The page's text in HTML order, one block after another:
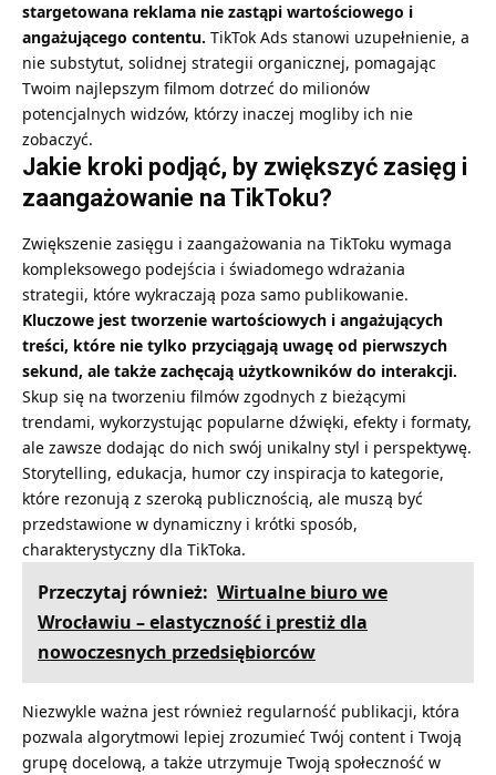
stargetowana reklama nie zastąpi wartościowego i
angażującego contentu. TikTok Ads stanowi uzupełnienie, a
nie substytut, solidnej strategii organicznej, pomagając
Twoim najlepszym filmom dotrzeć do milionów
potencjalnych widzów, którzy inaczej mogliby ich nie
zobaczyć.
Jakie kroki podjąć, by zwiększyć zasięg i
zaangażowanie na TikToku?
Zwiększenie zasięgu i zaangażowania na TikToku wymaga
kompleksowego podejścia i świadomego wdrażania
strategii, które wykraczają poza samo publikowanie.
Kluczowe jest tworzenie wartościowych i angażujących
treści, które nie tylko przyciągają uwagę od pierwszych
sekund, ale także zachęcają użytkowników do interakcji.
Skup się na tworzeniu filmów zgodnych z bieżącymi
trendami, wykorzystując popularne dźwięki, efekty i formaty,
ale zawsze dodając do nich swój unikalny styl i perspektywę.
Storytelling, edukacja, humor czy inspiracja to kategorie,
które rezonują z szeroką publicznością, ale muszą być
przedstawione w dynamiczny i krótki sposób,
charakterystyczny dla TikToka.
Przeczytaj również: Wirtualne biuro we
Wrocławiu – elastyczność i prestiż dla
nowoczesnych przedsiębiorców
Niezwykle ważna jest również regularność publikacji, która
pozwala algorytmowi lepiej zrozumieć Twój content i Twoją
grupę docelową, a także utrzymuje Twoją społeczność w